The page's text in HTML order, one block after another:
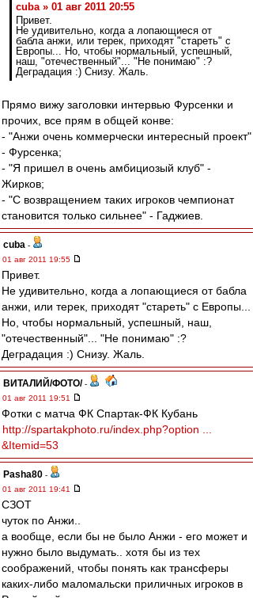
cuba » 01 авг 2011 20:55
Привет.
Не удивительно, когда а лопающиеся от
бабла анжи, или терек, приходят "стареть" с
Европы... Но, чтобы нормальный, успешный,
наш, "отечественный"... "Не понимаю" :?
Деградация :) Снизу. Жаль.
Прямо вижу заголовки интервью Фурсенки и
прочих, все прям в общей конве:
- "Анжи очень коммерчески интересный проект"
- Фурсенка;
- "Я пришел в очень амбициозый клуб" -
Жирков;
- "С возвращением таких игроков чемпионат
становится только сильнее" - Гаджиев.
cuba -
01 авг 2011 19:55
Привет.
Не удивительно, когда а лопающиеся от бабла
анжи, или терек, приходят "стареть" с Европы...
Но, чтобы нормальный, успешный, наш,
"отечественный"... "Не понимаю" :?
Деградация :) Снизу. Жаль.
ВИТАЛИЙ/ФОТО/ -
01 авг 2011 19:51
Фотки с матча ФК Спартак-ФК Кубань
http://spartakphoto.ru/index.php?option ...
&Itemid=53
Pasha80 -
01 авг 2011 19:41
СЗОТ
чуток по Анжи..
а вообще, если бы не было Анжи - его может и
нужно было выдумать.. хотя бы из тех
соображений, чтобы понять как трансферы
каких-либо маломальски приличных игроков в